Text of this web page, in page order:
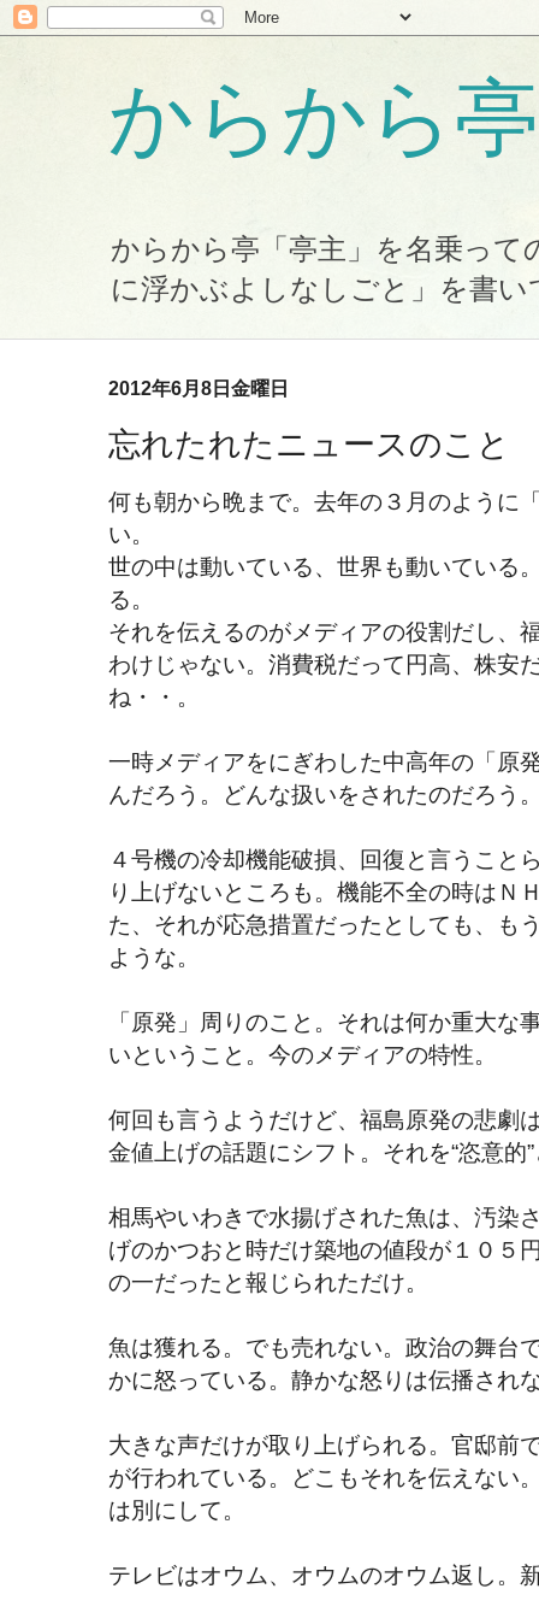
からから
からから亭「亭主」を名乗っ
に浮かぶよしなしごと」を書い
2012年6月8日金曜日
忘れたれたニュースのこと
何も朝から晩まで。去年の３月のように
い。
世の中は動いている、世界も動いている
る。
それを伝えるのがメディアの役割だし、
わけじゃない。消費税だって円高、株安
ね・・。
一時メディアをにぎわした中高年の「原
んだろう。どんな扱いをされたのだろう
４号機の冷却機能破損、回復と言うこと
り上げないところも。機能不全の時はＮ
た、それが応急措置だったとしても、も
ような。
「原発」周りのこと。それは何か重大
いということ。今のメディアの特性。
何回も言うようだけど、福島原発の悲劇
金値上げの話題にシフト。それを“恣意的
相馬やいわきで水揚げされた魚は、汚染
げのかつおと時だけ築地の値段が１０５
の一だったと報じられただけ。
魚は獲れる。でも売れない。政治の舞台
かに怒っている。静かな怒りは伝播され
大きな声だけが取り上げられる。官邸前
が行われている。どこもそれを伝えない
は別にして。
テレビはオウム、オウムのオウム返し。